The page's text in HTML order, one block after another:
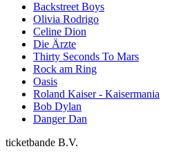
Backstreet Boys
Olivia Rodrigo
Celine Dion
Die Ärzte
Thirty Seconds To Mars
Rock am Ring
Oasis
Roland Kaiser - Kaisermania
Bob Dylan
Danger Dan
ticketbande B.V.